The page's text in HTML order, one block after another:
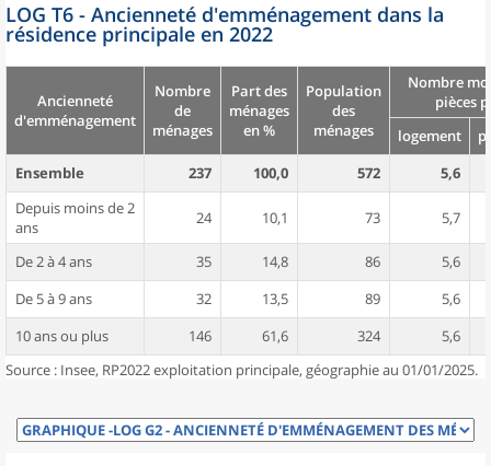
LOG T6 - Ancienneté d'emménagement dans la
résidence principale en 2022
Ancienneté
d'emménagement
Nombre
de
ménages
Part des
ménages
en %
Population
des
ménages
Nombre
pièces
logement
Ensemble
237 100,0 572
5,6
Depuis moins de 2
ans
24 10,1 73 5,7
De 2 à 4 ans 35 14,8 86
5,6
De 5 à 9 ans
32 13,5 89
5,6
10 ans ou plus
146 61,6 324
5,6
Source : Insee, RP2022 exploitation principale, géographie au 01/01/2025.